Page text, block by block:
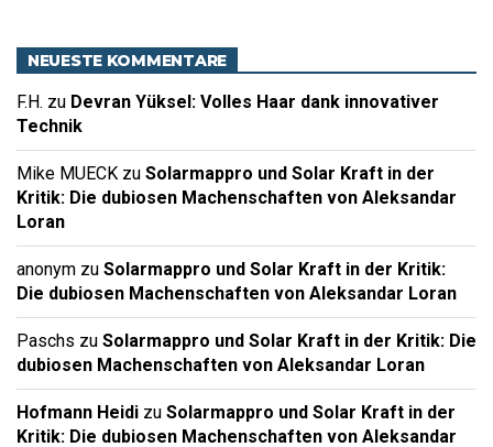
NEUESTE KOMMENTARE
F.H. zu Devran Yüksel: Volles Haar dank innovativer
Technik
Mike MUECK zu Solarmappro und Solar Kraft in der
Kritik: Die dubiosen Machenschaften von Aleksandar
Loran
anonym zu Solarmappro und Solar Kraft in der Kritik:
Die dubiosen Machenschaften von Aleksandar Loran
Paschs zu Solarmappro und Solar Kraft in der Kritik: Die
dubiosen Machenschaften von Aleksandar Loran
Hofmann Heidi zu Solarmappro und Solar Kraft in der
Kritik: Die dubiosen Machenschaften von Aleksandar